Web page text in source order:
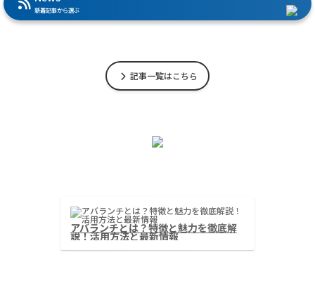
新着記事から選ぶ
記事一覧はこちら
クとは？分散型オラクル
の仕組みと活用事例
アバランチとは？特徴
説！活用方法と最新情報